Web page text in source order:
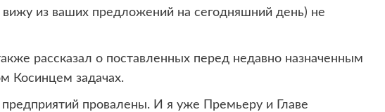
вижу из ваших предложений на сегодняшний день) не
рассказал о поставленных перед недавно назначенным
Косинцем задачах.
провалены. И я уже Премьеру и Главе